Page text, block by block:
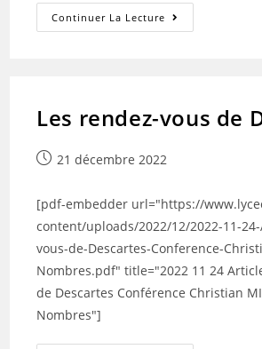
Continuer La Lecture WEBINAIRE-
PRESENTATION
Les rendez-vous de
Publication
21 décembre 2022
[pdf-embedder url="https://
content/uploads/2022/12/2022-11-
vous-de-Descartes-Conference-
Nombres.pdf" title="2022 11 24
de Descartes Conférence Christian
Nombres"]